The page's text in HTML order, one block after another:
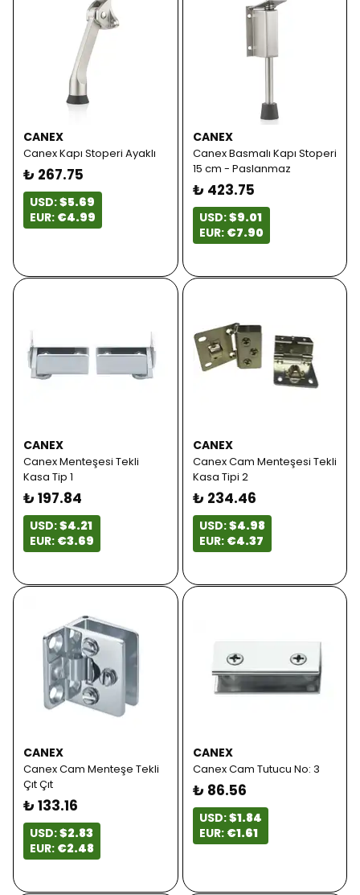
CANEX
Canex Kapı Stoperi Ayaklı
₺ 267.75
USD:$5.69
EUR: €4.99
CANEX
Canex Basmalı Kapı Stoperi
15 cm - Paslanmaz
₺ 423.75
USD:$9.01
EUR: €7.90
CANEX
Canex Menteşesi Tekli
Kasa Tip 1
₺ 197.84
USD:$4.21
EUR: €3.69
CANEX
Canex Cam Menteşesi Tekli
Kasa Tipi 2
₺ 234.46
USD:$4.98
EUR: €4.37
CANEX
Canex Cam Menteşe Tekli
Çıt Çıt
₺ 133.16
USD:$2.83
EUR: €2.48
CANEX
Canex Cam Tutucu No: 3
₺ 86.56
USD:$1.84
EUR: €1.61